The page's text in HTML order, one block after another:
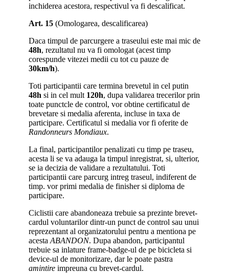
inchiderea acestora, respectivul va fi descalificat.
Art. 15 (Omologarea, descalificarea)
Daca timpul de parcurgere a traseului este mai mic de
48h, rezultatul nu va fi omologat (acest timp
corespunde vitezei medii cu tot cu pauze de
30km/h).
Toti participantii care termina brevetul in cel putin
48h si in cel mult 120h, dupa validarea trecerilor prin
toate punctcle de control, vor obtine certificatul de
brevetare si medalia aferenta, incluse in taxa de
participare. Certificatul si medalia vor fi oferite de
Randonneurs Mondiaux.
La final, participantilor penalizati cu timp pe traseu,
acesta li se va adauga la timpul inregistrat, si, ulterior,
se ia decizia de validare a rezultatului. Toti
participantii care parcurg intreg traseul, indiferent de
timp. vor primi medalia de finisher si diploma de
participare.
Ciclistii care abandoneaza trebuie sa prezinte brevet-
cardul voluntarilor dintr-un punct de control sau unui
reprezentant al organizatorului pentru a mentiona pe
acesta ABANDON. Dupa abandon, participantul
trebuie sa inlature frame-badge-ul de pe bicicleta si
device-ul de monitorizare, dar le poate pastra
amintire impreuna cu brevet-cardul.